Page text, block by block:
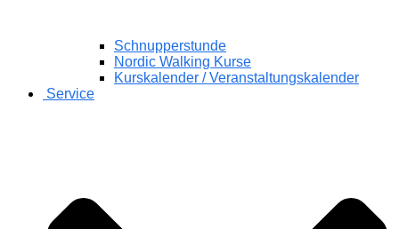
Schnupperstunde
Nordic Walking Kurse
Kurskalender / Veranstaltungskalender
Service